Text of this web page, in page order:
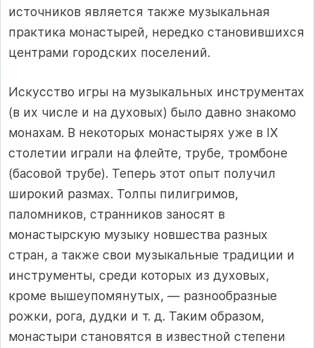
источников является также музыкальная
практика монастырей, нередко становившихся
центрами городских поселений.
Искусство игры на музыкальных инструментах
(в их числе и на духовых) было давно знакомо
монахам. В некоторых монастырях уже в IX
столетии играли на флейте, трубе, тромбоне
(басовой трубе). Теперь этот опыт получил
широкий размах. Толпы пилигримов,
паломников, странников заносят в
монастырскую музыку новшества разных
стран, а также свои музыкальные традиции и
инструменты, среди которых из духовых,
кроме вышеупомянутых, — разнообразные
рожки, рога, дудки и т. д. Таким образом,
монастыри становятся в известной степени